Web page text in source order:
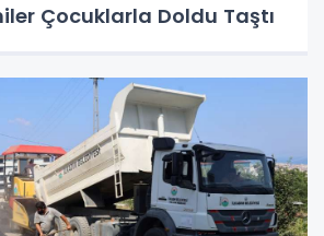
Çocuklarla Doldu Taştı